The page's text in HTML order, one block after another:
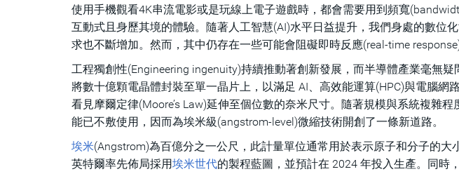
使用手機觀看4K串流電影或是玩線上電子遊戲時，都會需要用到頻寬
互動式且身歷其境的體驗。隨著人工智慧(AI)水平日益提升，我們身處的數位
求也不斷增加。然而，其中仍存在一些可能會阻礙即時反應(real-time
工程獨創性(Engineering ingenuity)持續推動著創新發展，而半導體產業毫無
將數十億顆電晶體封裝至單一晶片上，以滿足 AI、高效能運算(HPC)與電腦網
看見摩爾定律(Moore’s Law)延伸至個位數的奈米尺寸。隨著規模與系統複雜
能已不敷使用，因而為埃米級(angstrom-level)微縮技術開創了一條新道路。
埃米(Angstrom)為百億分之一公尺，此計量單位通常用於表示原子和分子的大
英特爾率先佈局採用埃米世代的製程藍圖，並預計在 2024 年投入生產。同時